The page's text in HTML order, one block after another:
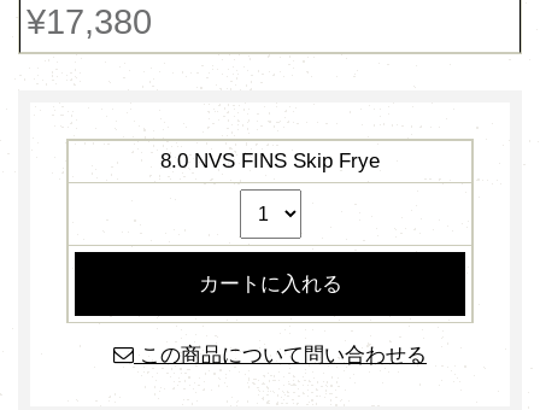
¥17,380
8.0 NVS FINS Skip Frye
この商品について問い合わせる